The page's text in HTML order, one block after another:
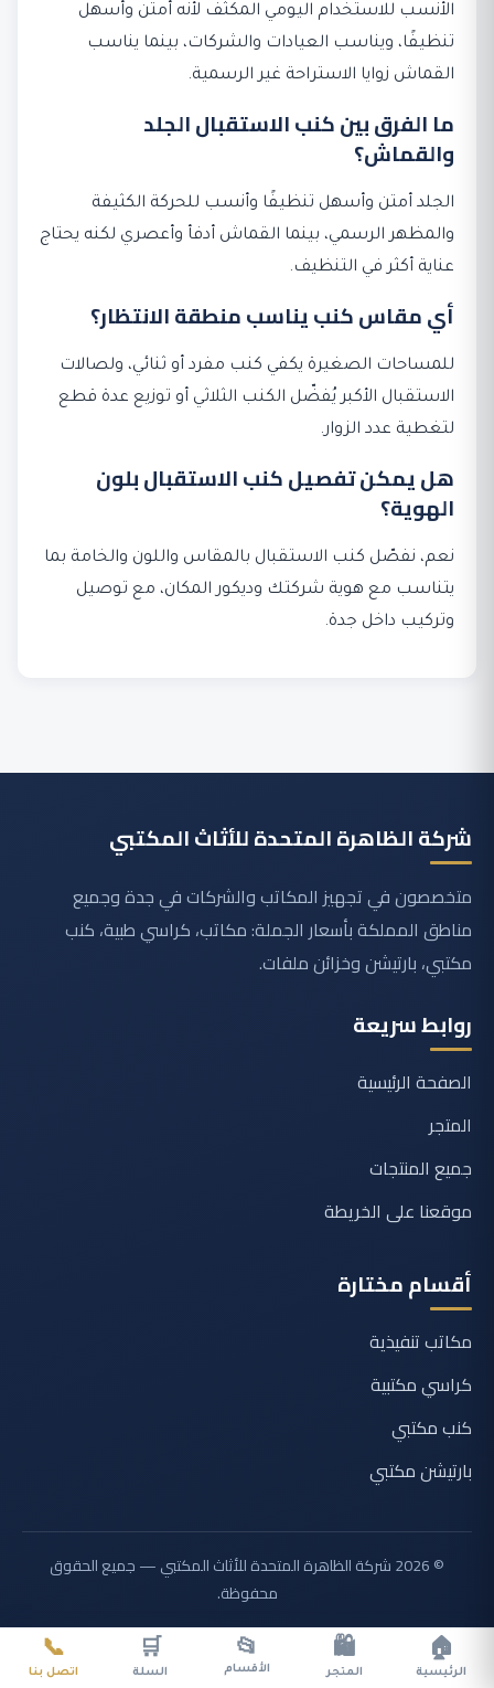
الأنسب للاستخدام اليومي المكثف لأنه أمتن وأسهل
تنظيفًا، ويناسب العيادات والشركات، بينما يناسب
القماش زوايا الاستراحة غير الرسمية.
ما الفرق بين كنب الاستقبال الجلد
والقماش؟
الجلد أمتن وأسهل تنظيفًا وأنسب للحركة الكثيفة
والمظهر الرسمي، بينما القماش أدفأ وأعصري لكنه يحتاج
عناية أكثر في التنظيف.
أي مقاس كنب يناسب منطقة الانتظار؟
للمساحات الصغيرة يكفي كنب مفرد أو ثنائي، ولصالات
الاستقبال الأكبر يُفضّل الكنب الثلاثي أو توزيع عدة قطع
لتغطية عدد الزوار.
هل يمكن تفصيل كنب الاستقبال بلون
الهوية؟
نعم، نفصّل كنب الاستقبال بالمقاس واللون والخامة بما
يتناسب مع هوية شركتك وديكور المكان، مع توصيل
وتركيب داخل جدة.
شركة الظاهرة المتحدة للأثاث المكتبي
متخصصون في تجهيز المكاتب والشركات في جدة وجميع
مناطق المملكة بأسعار الجملة: مكاتب، كراسي طبية، كنب
مكتبي، بارتيشن وخزائن ملفات.
روابط سريعة
الصفحة الرئيسية
المتجر
جميع المنتجات
موقعنا على الخريطة
أقسام مختارة
مكاتب تنفيذية
كراسي مكتبية
كنب مكتبي
بارتيشن مكتبي
© 2026 شركة الظاهرة المتحدة للأثاث المكتبي — جميع الحقوق
محفوظة.
🏠
الرئيسية
🛍️
المتجر
📂
الأقسام
🛒
السلة
📞
اتصل بنا